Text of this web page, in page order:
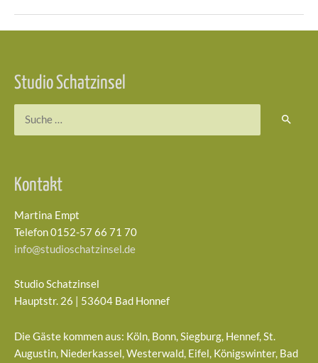
Studio Schatzinsel
Kontakt
Martina Empt
Telefon 0152-57 66 71 70
info@studioschatzinsel.de
Studio Schatzinsel
Hauptstr. 26 | 53604 Bad Honnef
Die Gäste kommen aus: Köln, Bonn, Siegburg, Hennef, St.
Augustin, Niederkassel, Westerwald, Eifel, Königswinter, Bad